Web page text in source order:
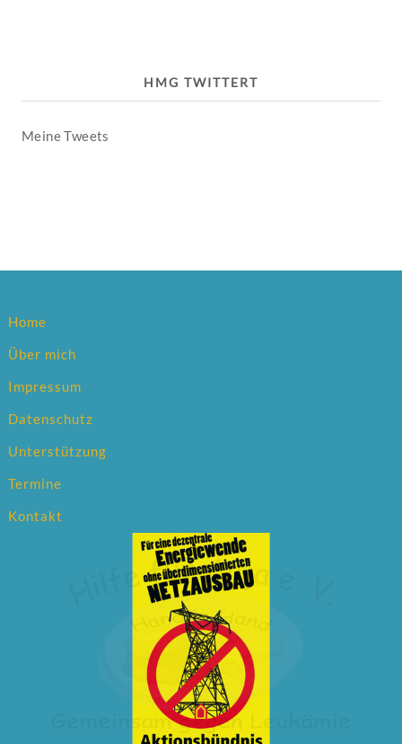
HMG TWITTERT
Meine Tweets
Home
Über mich
Impressum
Datenschutz
Unterstützung
Termine
Kontakt